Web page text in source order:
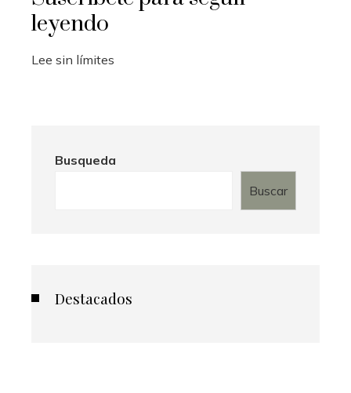
leyendo
Lee sin límites
Busqueda
Buscar
Destacados